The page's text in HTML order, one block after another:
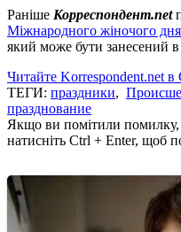
Раніше Корреспондент.net
Міжнародного жіночого
який може бути занесений в
Читайте Korrespondent.net в
ТЕГИ: праздники,
празднование
Якщо ви помітили помилку,
натисніть Ctrl + Enter, щоб